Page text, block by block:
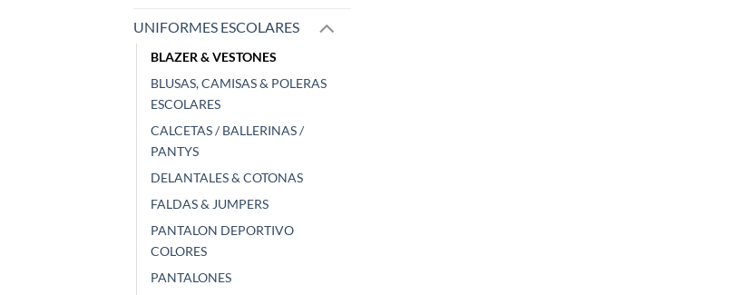
UNIFORMES ESCOLARES
BLAZER & VESTONES
BLUSAS, CAMISAS & POLERAS
ESCOLARES
CALCETAS / BALLERINAS /
PANTYS
DELANTALES & COTONAS
FALDAS & JUMPERS
PANTALON DEPORTIVO
COLORES
PANTALONES